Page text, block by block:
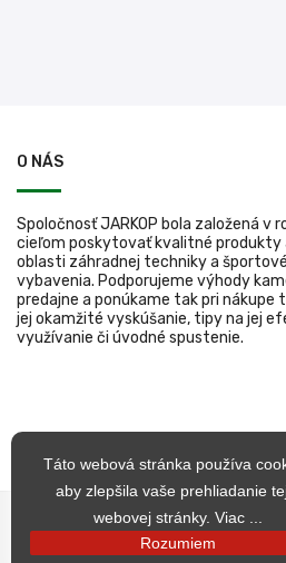
O NÁS
Spoločnosť JARKOP bola založená v
cieľom poskytovať kvalitné produkty
oblasti záhradnej techniky a
vybavenia. Podporujeme výhody
predajne a ponúkame tak pri nákupe
jej okamžité vyskúšanie, tipy na jej
využívanie či úvodné spustenie.
Táto webová stránka používa
aby zlepšila vaše prehliadanie
webovej stránky. Viac ...
Rozumiem
© 1998 – 2026 jarkop.sk Všetky